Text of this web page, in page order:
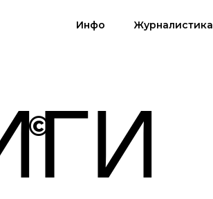
Инфо Журналистика
©